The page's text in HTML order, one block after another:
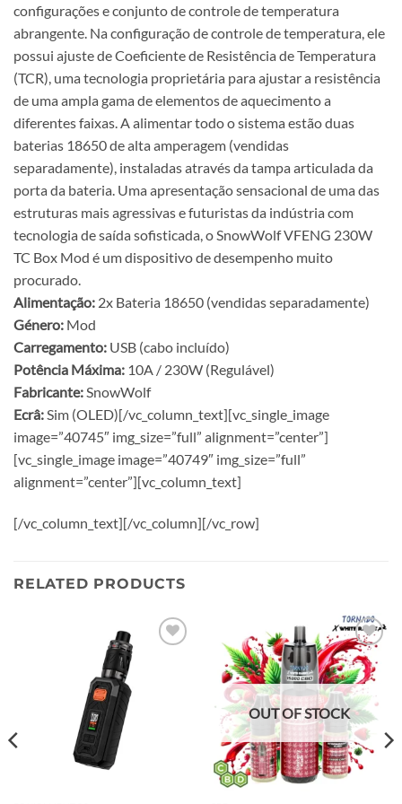
configurações e conjunto de controle de temperatura
abrangente. Na configuração de controle de temperatura, ele
possui ajuste de Coeficiente de Resistência de Temperatura
(TCR), uma tecnologia proprietária para ajustar a resistência
de uma ampla gama de elementos de aquecimento a
diferentes faixas. A alimentar todo o sistema estão duas
baterias 18650 de alta amperagem (vendidas
separadamente), instaladas através da tampa articulada da
porta da bateria. Uma apresentação sensacional de uma das
estruturas mais agressivas e futuristas da indústria com
tecnologia de saída sofisticada, o SnowWolf VFENG 230W
TC Box Mod é um dispositivo de desempenho muito
procurado.
Alimentação: 2x Bateria 18650 (vendidas separadamente)
Género: Mod
Carregamento: USB (cabo incluído)
Potência Máxima: 10A / 230W (Regulável)
Fabricante: SnowWolf
Ecrâ: Sim (OLED)[/vc_column_text][vc_single_image
image=”40745″ img_size=”full” alignment=”center”]
[vc_single_image image=”40749″ img_size=”full”
alignment=”center”][vc_column_text]
[/vc_column_text][/vc_column][/vc_row]
RELATED PRODUCTS
Add to
wishlist
OUT OF STOCK